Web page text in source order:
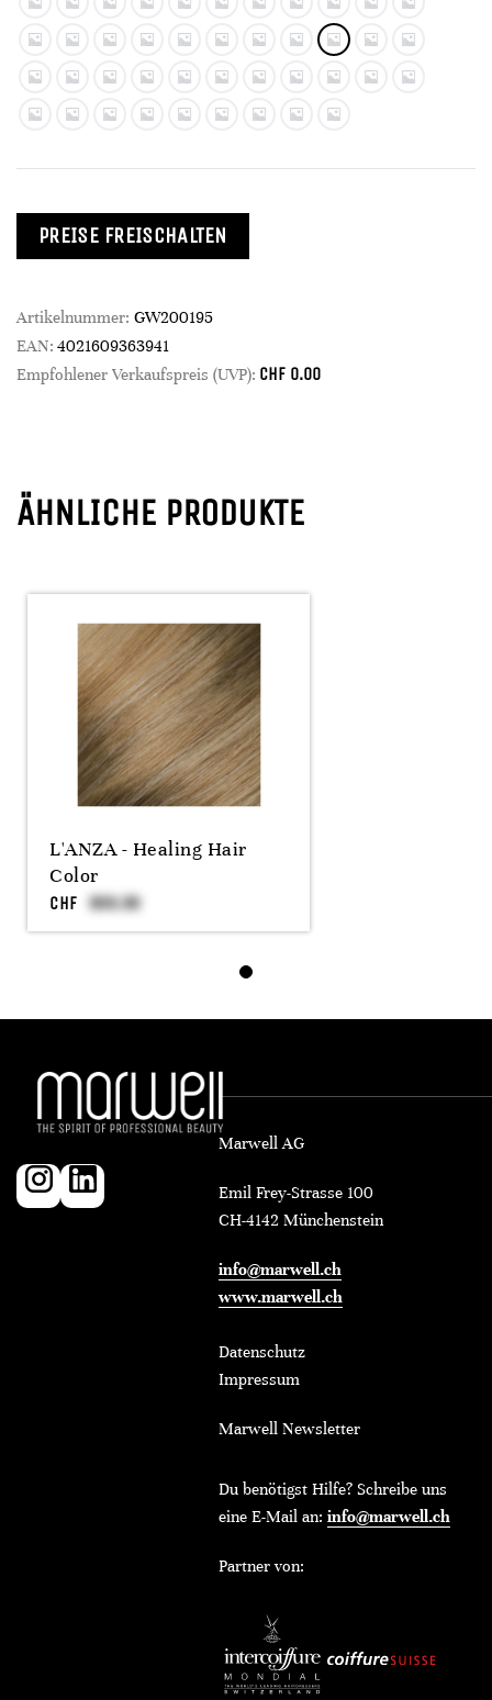
PREISE FREISCHALTEN
Artikelnummer: GW200195
EAN: 4021609363941
Empfohlener Verkaufspreis (UVP): CHF 0.00
ÄHNLICHE PRODUKTE
L'ANZA - Healing Hair
Color
CHF
Marwell AG
Emil Frey-Strasse 100
CH-4142 Münchenstein
info@marwell.ch
www.marwell.ch
Datenschutz
Impressum
Marwell Newsletter
Du benötigst Hilfe? Schreibe uns
eine E-Mail an: info@marwell.ch
Partner von: